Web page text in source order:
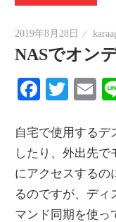
2019年8月28日
NASでオン
自宅で使用するデ
したり、外出先で
にアクセスするの
るのですが、ディ
マンド同期を使っ